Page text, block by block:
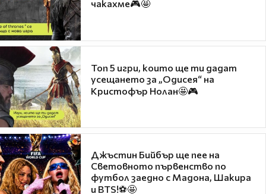
чакахме🎮🤩
Топ 5 игри, които ще ти дадат
усещането за „Одисея“ на
Кристофър Нолан🤩🎮
Джъстин Бийбър ще пее на
Световното първенство по
футбол заедно с Мадона, Шакира
и BTS!⚽🤩